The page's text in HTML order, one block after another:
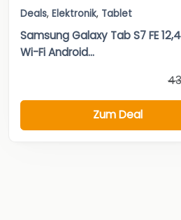
Deals, Elektronik, Tablet
Samsung Galaxy Tab S7 FE
Wi-Fi Android...
Zum Deal